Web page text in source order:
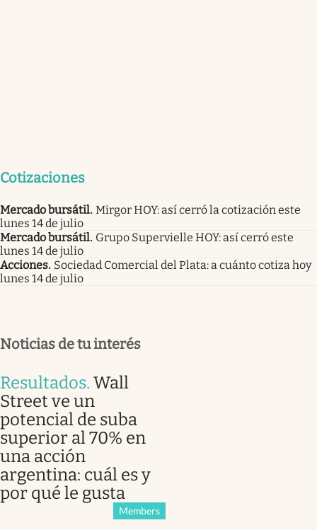
Cotizaciones
Mercado bursátil. Mirgor HOY: así cerró la cotización este
lunes 14 de julio
Mercado bursátil. Grupo Supervielle HOY: así cerró este
lunes 14 de julio
Acciones. Sociedad Comercial del Plata: a cuánto cotiza hoy
lunes 14 de julio
Noticias de tu interés
Resultados. Wall
Street ve un
potencial de suba
superior al 70% en
una acción
argentina: cuál es y
por qué le gusta
Members